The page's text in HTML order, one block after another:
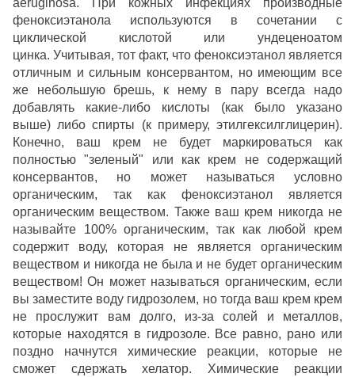
aeruginosa. При кожных инфекциях производные
феноксиэтанола используются в сочетании с
циклической кислотой или ундеценоатом
цинка. Учитывая, тот факт, что феноксиэтанол является
отличным и сильным консервантом, но имеющим все
же небольшую брешь, к нему в пару всегда надо
добавлять какие-либо кислоты (как было указано
выше) либо спирты (к примеру, этилгексилглицерин).
Конечно, ваш крем не будет маркироваться как
полностью "зеленый" или как крем не содержащий
консервантов, но может называться условно
органическим, так как феноксиэтанол является
органическим веществом. Также ваш крем никогда не
называйте 100% органическим, так как любой крем
содержит воду, которая не является органическим
веществом и никогда не была и не будет органическим
веществом! Он может называться органическим, если
вы заместите воду гидрозолем, но тогда ваш крем крем
не прослужит вам долго, из-за солей и металлов,
которые находятся в гидрозоле. Все равно, рано или
поздно начнутся химические реакции, которые не
сможет сдержать хелатор. Химические реакции